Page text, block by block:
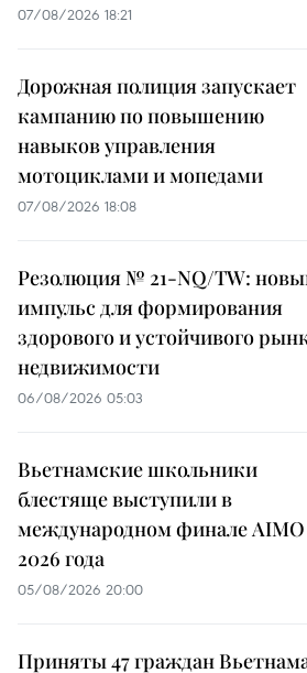
07/08/2026 18:21
Дорожная полиция запускает
кампанию по повышению
навыков управления
мотоциклами и мопедами
07/08/2026 18:08
Резолюция № 21-NQ/TW:
импульс для формирования
здорового и устойчивого
недвижимости
06/08/2026 05:03
Вьетнамские школьники
блестяще выступили в
международном финале AIMO
2026 года
05/08/2026 20:00
Приняты 47 граждан